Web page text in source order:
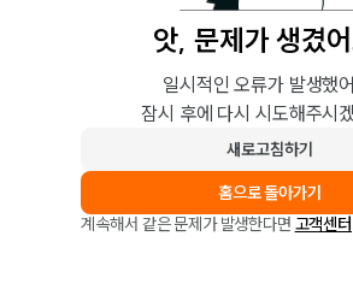
앗, 문제가 생겼
일시적인 오류가 발생했
잠시 후에 다시 시도해주시
새로고침하기
홈으로 돌아가기
계속해서 같은 문제가 발생한다면 고객센터